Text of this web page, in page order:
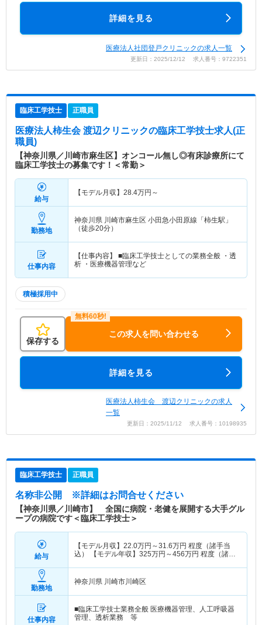
詳細を見る
医療法人社団登戸クリニックの求人一覧
更新日：2025/12/12 求人番号：9722351
臨床工学技士 正職員
医療法人柿生会 渡辺クリニックの臨床工学技士求人(正
職員)
【神奈川県／川崎市麻生区】オンコール無し◎有床診療所にて
臨床工学技士の募集です！＜常勤＞
給与
【モデル月収】 28.4万円～
勤務地
神奈川県 川崎市麻生区 小田急小田原線「柿生駅」
（徒歩20分）
仕事内容
【仕事内容】 ■臨床工学技士としての業務全般 ・透
析 ・医療機器管理など
積極採用中
保存する
この求人を問い合わせる
詳細を見る
医療法人柿生会 渡辺クリニックの求人
一覧
更新日：2025/11/12 求人番号：10198935
臨床工学技士 正職員
名称非公開 ※詳細はお問合せください
【神奈川県／川崎市】 全国に病院・老健を展開する大手グル
ープの病院です＜臨床工学技士＞
給与
【モデル月収】 22.0万円～31.6万円 程度（諸手当
込） 【モデル年収】 325万円～456万円 程度（諸手
勤務地
神奈川県 川崎市川崎区
仕事内容
■臨床工学技士業務全般 医療機器管理、人工呼吸器
管理、透析業務 等